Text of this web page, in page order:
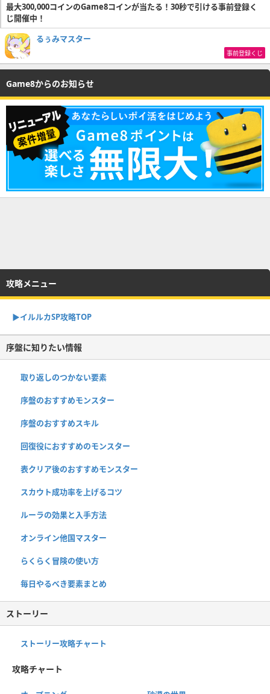
最大300,000コインのGame8コインが当たる！30秒で引ける事前登録く
じ開催中！
るぅみマスター
事前登録くじ
Game8からのお知らせ
攻略メニュー
▶︎イルルカSP攻略TOP
序盤に知りたい情報
取り返しのつかない要素
序盤のおすすめモンスター
序盤のおすすめスキル
回復役におすすめのモンスター
表クリア後のおすすめモンスター
スカウト成功率を上げるコツ
ルーラの効果と入手方法
オンライン他国マスター
らくらく冒険の使い方
毎日やるべき要素まとめ
ストーリー
ストーリー攻略チャート
攻略チャート